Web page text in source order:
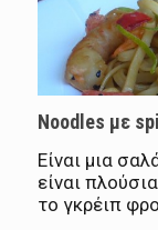
Noodles με
Είναι μια
είναι
το γκρέιπ